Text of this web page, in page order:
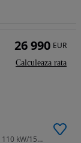
1498 cm3 • 150 CP • Seat Ateca Style 1.5 TSI DSG7 - 110 kW/150 CP
26 990 EUR
Calculeaza rata